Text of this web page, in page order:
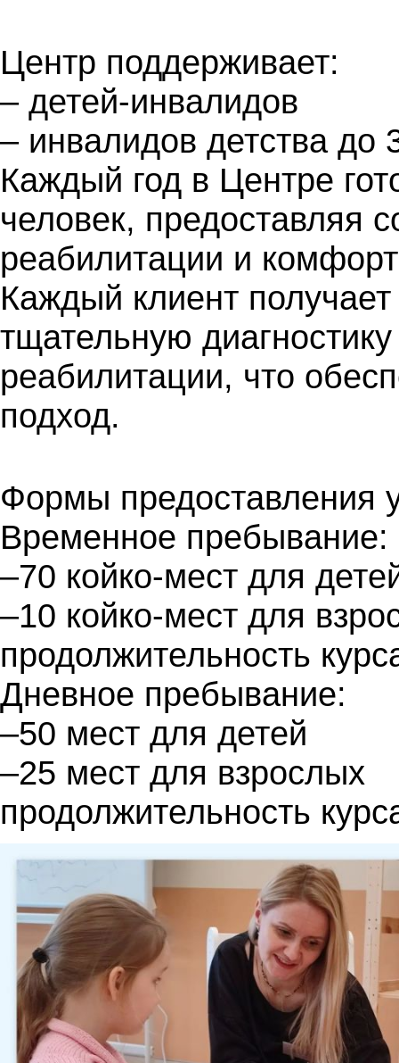
Центр поддерживает:
– детей-инвалидов
– инвалидов детства до
Каждый год в Центре
человек, предоставляя
реабилитации и
Каждый клиент
тщательную
реабилитации, что
подход.
Формы предоставления
Временное пребывание:
–70 койко-мест для
–10 койко-мест для
продолжительность
Дневное пребывание:
–50 мест для детей
–25 мест для взрослых
продолжительность